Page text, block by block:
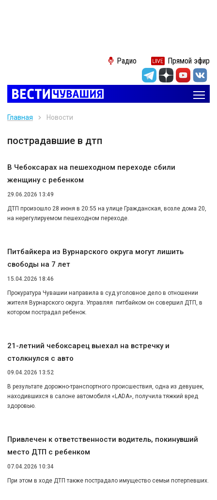
Радио Прямой эфир
Главная Новости
пострадавшие в дтп
В Чебоксарах на пешеходном переходе сбили
женщину с ребенком
29.06.2026 13:49
ДТП произошло 28 июня в 20:55 на улице Гражданская, возле дома 20,
на нерегулируемом пешеходном переходе.
Питбайкера из Вурнарского округа могут лишить
свободы на 7 лет
15.04.2026 18:46
Прокуратура Чувашии направила в суд уголовное дело в отношении
жителя Вурнарского округа. Управляя питбайком он совершил ДТП, в
котором пострадал ребенок.
21-летний чебоксарец выехал на встречку и
столкнулся с авто
09.04.2026 13:52
В результате дорожно-транспортного происшествия, одна из девушек,
находившихся в салоне автомобиля «LADA», получила тяжкий вред
здоровью.
Привлечен к ответственности водитель, покинувший
место ДТП с ребенком
07.04.2026 10:34
При этом в ходе ДТП также пострадало имущество семьи потерпевших.